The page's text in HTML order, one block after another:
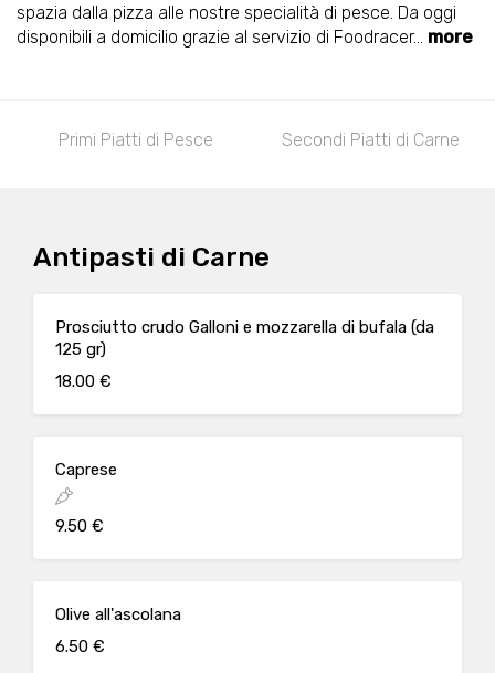
spazia dalla pizza alle nostre specialità di pesce. Da oggi
disponibili a domicilio grazie al servizio di Foodracer... more
Primi Piatti di Pesce Secondi Piatti di Carne
Antipasti di Carne
Prosciutto crudo Galloni e mozzarella di bufala (da
125 gr)
18.00 €
Caprese
9.50 €
Olive all'ascolana
6.50 €